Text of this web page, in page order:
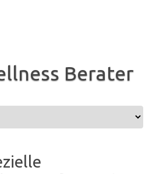
Berater